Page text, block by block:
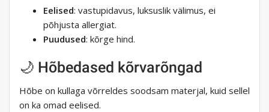
Eelised: vastupidavus, luksuslik välimus, ei
põhjusta allergiat.
Puudused: kõrge hind.
🌙 Hõbedased kõrvarõngad
Hõbe on kullaga võrreldes soodsam materjal, kuid sellel
on ka omad eelised.